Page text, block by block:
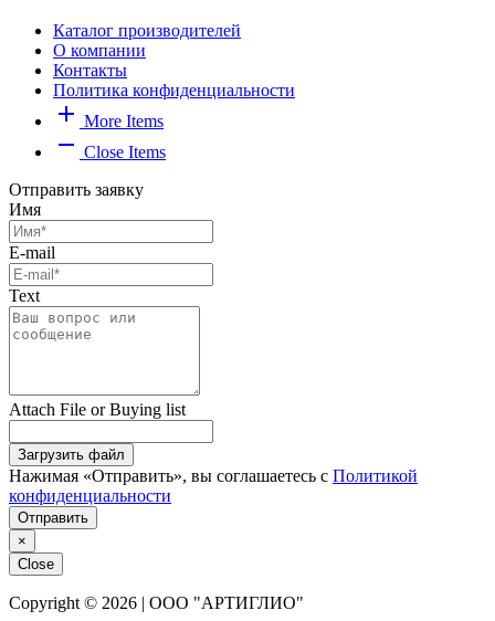
Каталог производителей
О компании
Контакты
Политика конфиденциальности
add More Items
remove Close Items
Отправить заявку
Имя
E-mail
Text
Attach File or Buying list
Загрузить файл
Нажимая «Отправить», вы соглашаетесь с Политикой
конфиденциальности
Отправить
×
Close
Copyright © 2026 | ООО "АРТИГЛИО"